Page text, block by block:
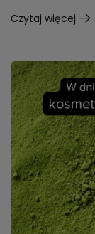
Czytaj więcej